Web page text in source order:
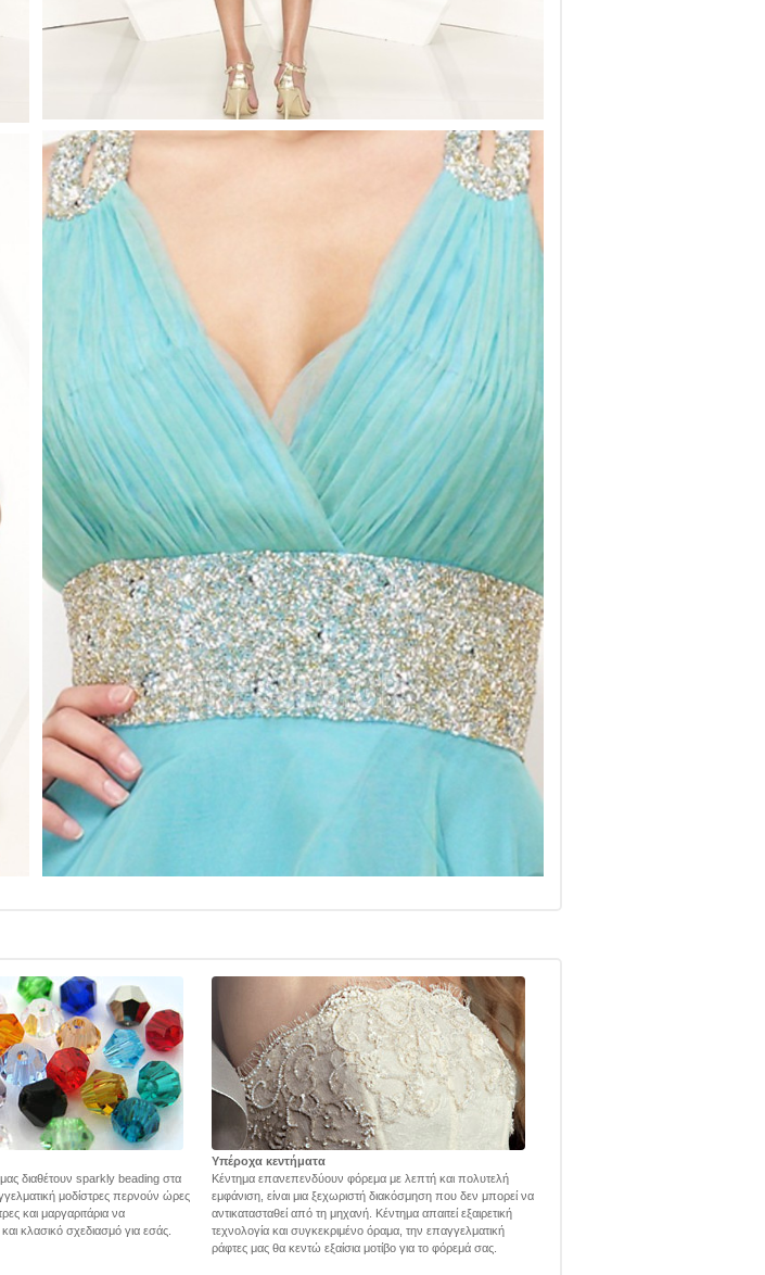
διαθέτουν sparkly beading στα
μοδίστρες περνούν ώρες
και μαργαριτάρια να
κλασικό σχεδιασμό για εσάς.
Υπέροχα κεντήματα
Κέντημα επανεπενδύουν φόρεμα με λεπτή και πολυτελή
εμφάνιση, είναι μια ξεχωριστή διακόσμηση που δεν μπορεί να
αντικατασταθεί από τη μηχανή. Κέντημα απαιτεί εξαιρετική
τεχνολογία και συγκεκριμένο όραμα, την επαγγελματική
ράφτες μας θα κεντώ εξαίσια μοτίβο για το φόρεμά σας.